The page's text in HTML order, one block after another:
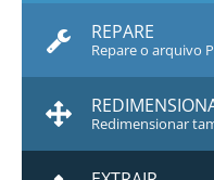
REPARE
Repare o arquivo
Redimensionar